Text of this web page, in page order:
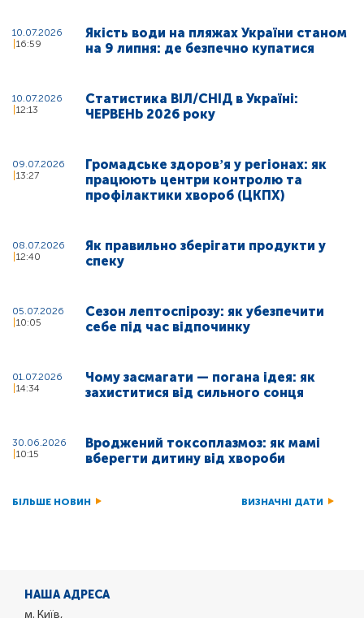
10.07.2026
16:59
Якість води на пляжах України станом
на 9 липня: де безпечно купатися
10.07.2026
12:13
Статистика ВІЛ/СНІД в Україні:
ЧЕРВЕНЬ 2026 року
09.07.2026
13:27
Громадське здоровʼя у регіонах: як
працюють центри контролю та
профілактики хвороб (ЦКПХ)
08.07.2026
12:40
Як правильно зберігати продукти у
спеку
05.07.2026
10:05
Сезон лептоспірозу: як убезпечити
себе під час відпочинку
01.07.2026
14:34
Чому засмагати — погана ідея: як
захиститися від сильного сонця
30.06.2026
10:15
Вроджений токсоплазмоз: як мамі
вберегти дитину від хвороби
БІЛЬШЕ НОВИН ВИЗНАЧНІ ДАТИ
НАША АДРЕСА
м. Київ,